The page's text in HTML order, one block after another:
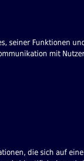
seiner Funktionen
mit
die sich auf